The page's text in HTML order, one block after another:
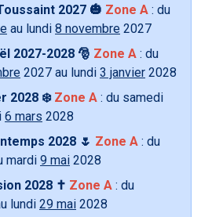
2027 🎃 Zone A : du
au lundi 8 novembre 2027
2027-2028 🎅 Zone A : du
2027 au lundi 3 janvier 2028
2028 ❄️ Zone A : du samedi
6 mars 2028
2028 🌷 Zone A : du
mardi 9 mai 2028
2028 ✝️ Zone A : du
lundi 29 mai 2028